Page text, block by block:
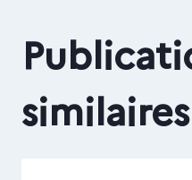
similaires